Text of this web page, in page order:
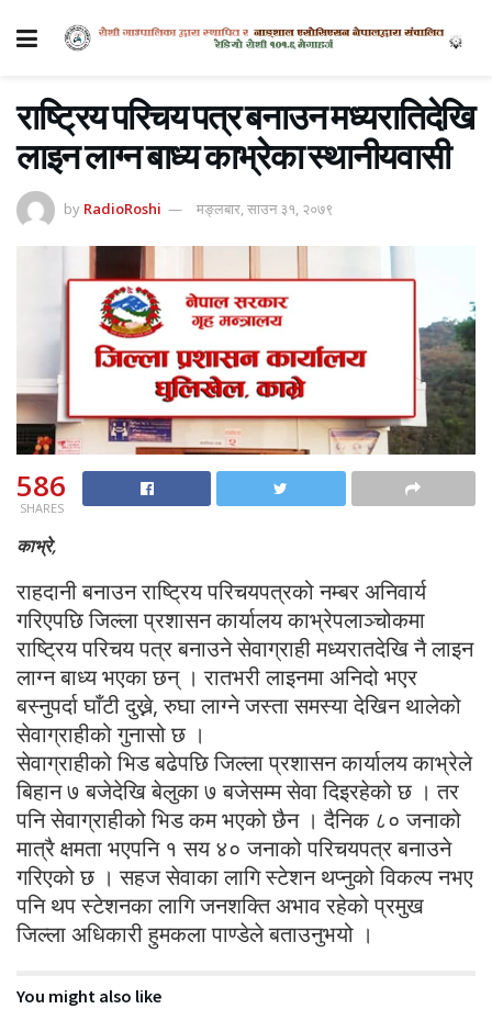
राष्ट्रिय परिचय पत्र बनाउन मध्यरातिदेखि
लाइन लाग्न बाध्य काभ्रेका स्थानीयवासी
by RadioRoshi मङ्लबार, साउन ३१, २०७९
586
SHARES
काभ्रे,
राहदानी बनाउन राष्ट्रिय परिचयपत्रको नम्बर अनिवार्य
गरिएपछि जिल्ला प्रशासन कार्यालय काभ्रेपलाञ्चोकमा
राष्ट्रिय परिचय पत्र बनाउने सेवाग्राही मध्यरातदेखि नै लाइन
लाग्न बाध्य भएका छन् । रातभरी लाइनमा अनिदो भएर
बस्नुपर्दा घाँटी दुख्ने, रुघा लाग्ने जस्ता समस्या देखिन थालेको
सेवाग्राहीको गुनासो छ ।
सेवाग्राहीको भिड बढेपछि जिल्ला प्रशासन कार्यालय काभ्रेले
बिहान ७ बजेदेखि बेलुका ७ बजेसम्म सेवा दिइरहेको छ । तर
पनि सेवाग्राहीको भिड कम भएको छैन । दैनिक ८० जनाको
मात्रै क्षमता भएपनि १ सय ४० जनाको परिचयपत्र बनाउने
गरिएको छ । सहज सेवाका लागि स्टेशन थप्नुको विकल्प नभए
पनि थप स्टेशनका लागि जनशक्ति अभाव रहेको प्रमुख
जिल्ला अधिकारी हुमकला पाण्डेले बताउनुभयो ।
You might also like